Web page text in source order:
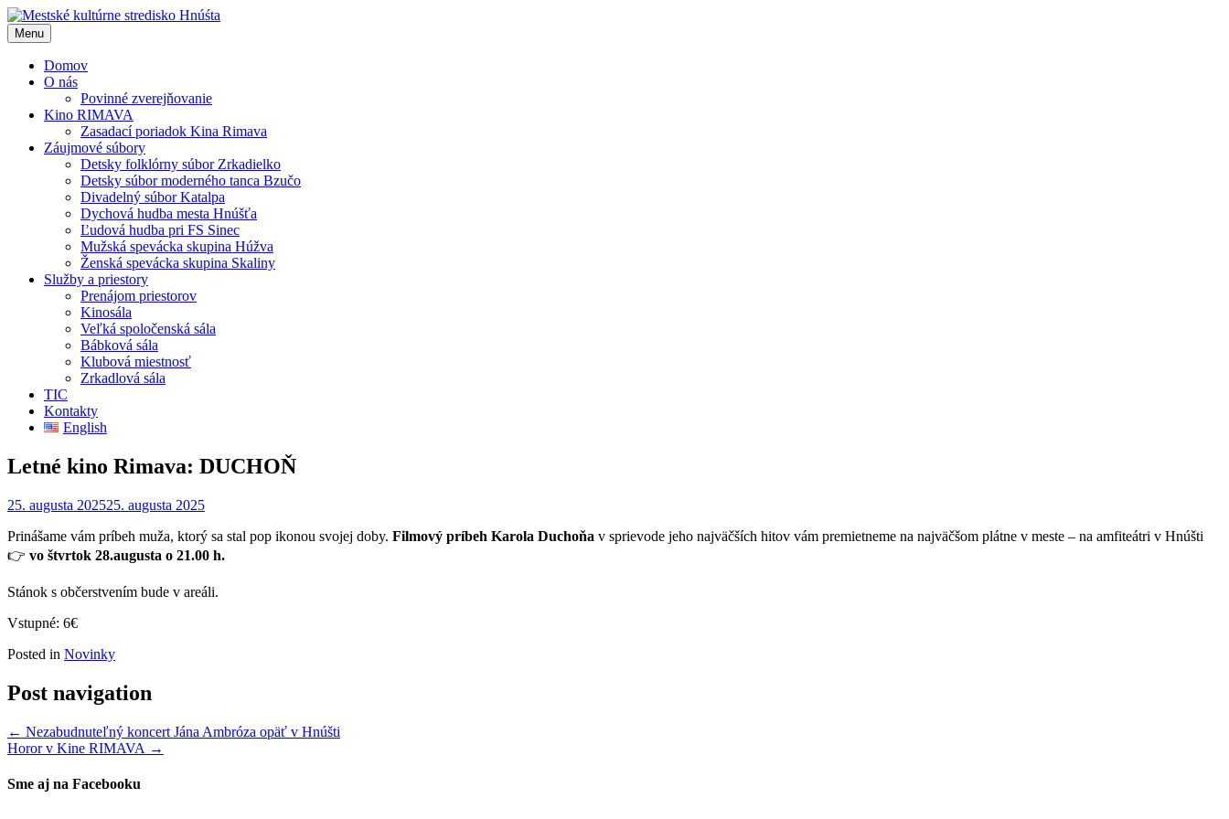
Menu
Domov
O nás
Povinné zverejňovanie
Kino RIMAVA
Zasadací poriadok Kina Rimava
Záujmové súbory
Detsky folklórny súbor Zrkadielko
Detsky súbor moderného tanca Bzučo
Divadelný súbor Katalpa
Dychová hudba mesta Hnúšťa
Ľudová hudba pri FS Sinec
Mužská spevácka skupina Húžva
Ženská spevácka skupina Skaliny
Služby a priestory
Prenájom priestorov
Kinosála
Veľká spoločenská sála
Bábková sála
Klubová miestnosť
Zrkadlová sála
TIC
Kontakty
English
Letné kino Rimava: DUCHOŇ
25. augusta 202525. augusta 2025
Prinášame vám príbeh muža, ktorý sa stal pop ikonou svojej doby. Filmový príbeh Karola Duchoňa v sprievode jeho najväčších hitov vám premietneme na najväčšom plátne v meste – na amfiteátri v Hnúšti
👉 vo štvrtok 28.augusta o 21.00 h.
Stánok s občerstvením bude v areáli.
Vstupné: 6€
Posted in Novinky
Post navigation
← Nezabudnuteľný koncert Jána Ambróza opäť v Hnúšti
Horor v Kine RIMAVA →
Sme aj na Facebooku